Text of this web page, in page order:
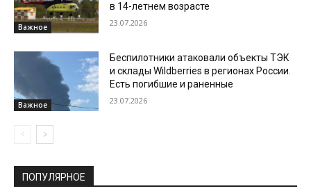
Важное
в 14-летнем возрасте
23.07.2026
Важное
Беспилотники атаковали объекты ТЭК
и склады Wildberries в регионах России.
Есть погибшие и раненные
23.07.2026
ПОПУЛЯРНОЕ